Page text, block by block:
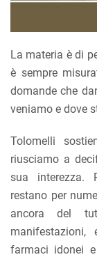
La materia è di
è sempre
domande che
veniamo e dove
Tolomelli
riusciamo a
sua interezza.
restano per
ancora del
farmaci idonei